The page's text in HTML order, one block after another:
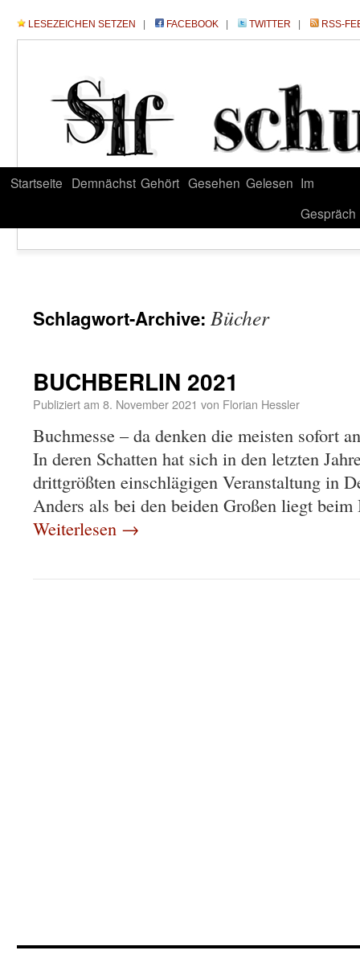
LESEZEICHEN SETZEN FACEBOOK TWITTER RSS-
Startseite Demnächst Gehört Gesehen Gelesen Im
Gespräch
Schlagwort-Archive: Bücher
BUCHBERLIN 2021
Publiziert am 8. November 2021 von Florian Hessler
Buchmesse – da denken die meisten sofort
In deren Schatten hat sich in den letzten
drittgrößten einschlägigen Veranstaltung in
Anders als bei den beiden Großen liegt
Weiterlesen →